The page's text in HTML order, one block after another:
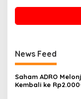
News Feed
Saham ADRO
Kembali ke